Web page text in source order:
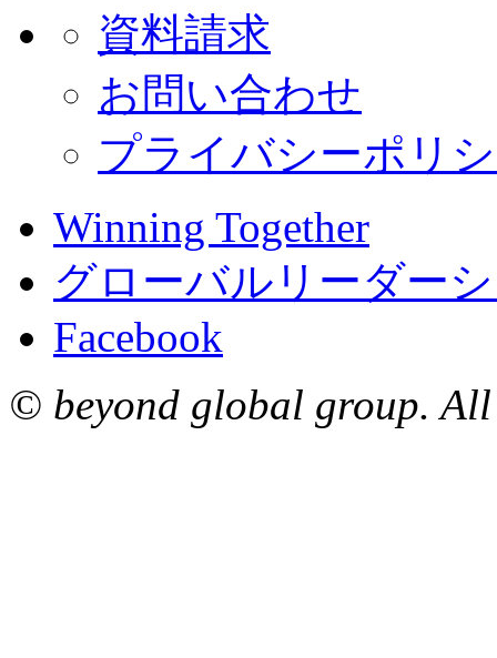
資料請求
お問い合わせ
プライバシーポリ
Winning Together
グローバルリーダー
Facebook
© beyond global group. All